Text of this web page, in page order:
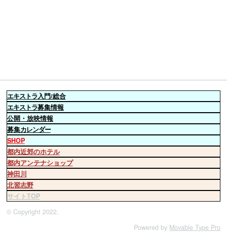
エキストラ入門/総合
エキストラ募集情報
公開・放映情報
募集カレンダー
SHOP
都内近郊のホテル
都内アンテナショップ
神田川
北習志野
サイトTOP
© Copyright 2022.
Powered by Movable Type Pro